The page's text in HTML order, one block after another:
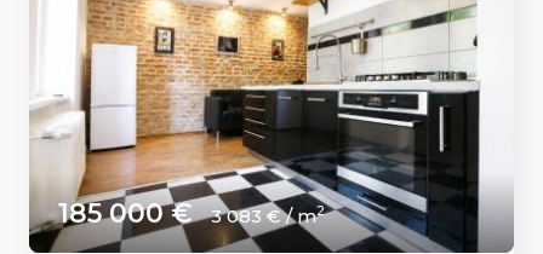
185 000 € 3 083 € / m2